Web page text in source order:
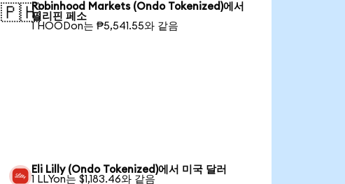
🇵🇭Robinhood Markets (Ondo Tokenized)에서
필리핀 페소
1 HOODon는 ₱5,541.55와 같음
Eli Lilly (Ondo Tokenized)에서 미국 달러
1 LLYon는 $1,183.46와 같음